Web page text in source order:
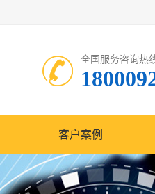
全国服务咨询热
客户案例